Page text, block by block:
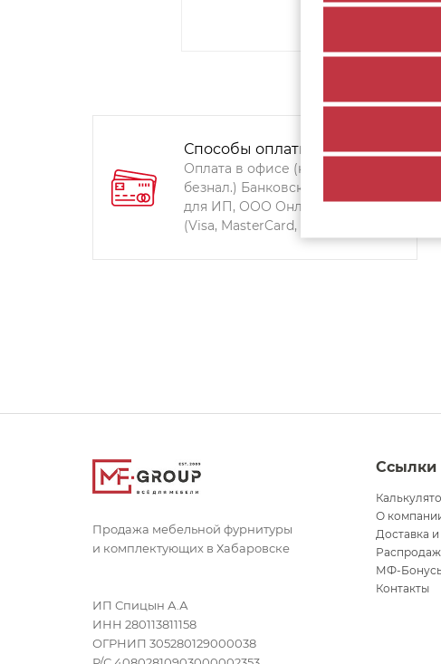
Способы оплаты:
Оплата в офисе (наличными,
безнал.) Банковский перевод
для ИП, ООО Онлайн-оплата
(Visa, MasterCard, Мир)
Продажа мебельной фурнитуры
и комплектующих в Хабаровске
ИП Спицын А.А
ИНН 280113811158
ОГРНИП 305280129000038
Ссылки
О
Доставка
МФ-
Контакты